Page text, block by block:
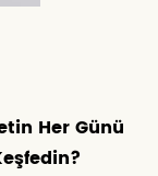
Her Günü